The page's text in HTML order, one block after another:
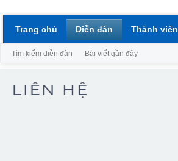
Trang chủ Diễn đàn
Tìm kiếm diễn đàn Bài viết gần đây
Thành viên